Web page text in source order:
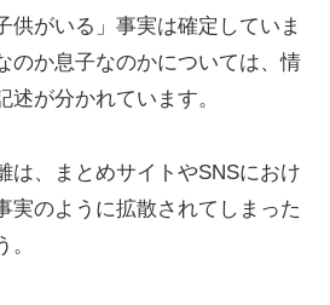
供がいる」事実は確定していま
のか息子なのかについては、情
が分かれています。
は、まとめサイトやSNSにおけ
実のように拡散されてしまった